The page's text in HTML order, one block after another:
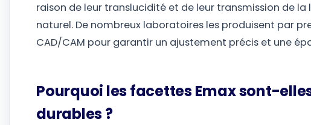
raison de leur translucidité et de leur transmission de la
naturel. De nombreux laboratoires les produisent par
CAD/CAM pour garantir un ajustement précis et une
Pourquoi les facettes Emax sont-
durables ?